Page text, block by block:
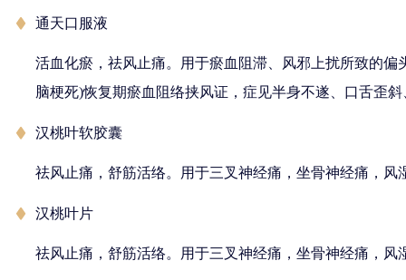
通天口服液
活血化瘀，祛风止痛。用于瘀血阻滞、风邪上扰所致的
脑梗死)恢复期瘀血阻络挟风证，症见半身不遂、口舌歪
汉桃叶软胶囊
祛风止痛，舒筋活络。用于三叉神经痛，坐骨神经痛，风
汉桃叶片
祛风止痛，舒筋活络。用于三叉神经痛，坐骨神经痛，风